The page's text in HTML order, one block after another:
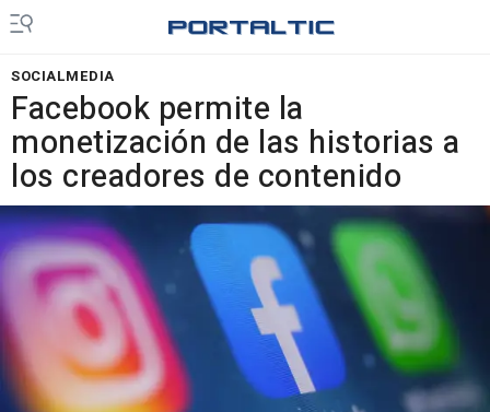
SOCIALMEDIA
Facebook permite la
monetización de las historias a
los creadores de contenido